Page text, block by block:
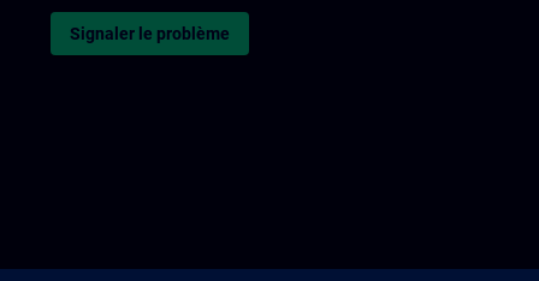
Signaler le problème